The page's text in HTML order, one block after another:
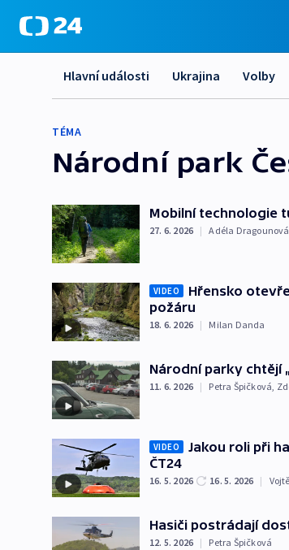
Hlavní události Ukrajina Volby
TÉMA
Národní park
Mobilní technologie
27. 6. 2026 | Adéla Dragounová
VIDEO
Hřensko
požáru
18. 6. 2026 | Milan Danda
Národní parky chtějí
11. 6. 2026 | Petra Špičková,
VIDEO
Jakou roli při
ČT24
16. 5. 2026 16. 5. 2026 |
Hasiči postrádají
12. 5. 2026 | Petra Špičková